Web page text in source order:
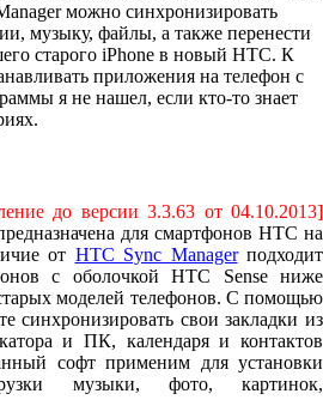
можно синхронизировать
музыку, файлы, а также перенести
старого iPhone в новый HTC. К
приложения на телефон с
я не нашел, если кто-то знает
до версии 3.3.63 от 04.10.2013]
для смартфонов HTC на
от HTC Sync Managerподходит
с оболочкой HTC Sense ниже
моделей телефонов. С помощью
синхронизировать свои закладки из
и ПК, календаря и контактов
софт применим для установки
музыки, фото, картинок,